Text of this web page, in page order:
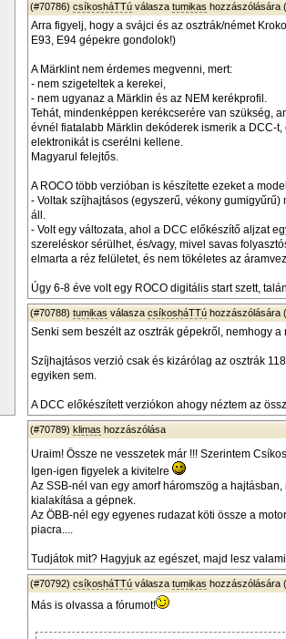
(#70786) csíkosháTTú válasza tumikas hozzászólására (
Arra figyelj, hogy a svájci és az osztrák/német
E93, E94 gépekre gondolok!)
A Märklint nem érdemes megvenni, mert:
- nem szigeteltek a kerekei,
- nem ugyanaz a Märklin és az NEM kerékprofil.
Tehát, mindenképpen kerékcserére van szükség,
évnél fiatalabb Märklin dekóderek ismerik a DCC-
elektronikát is cserélni kellene.
Magyarul felejtős.
A ROCO több verzióban is készítette ezeket a
- Voltak szíjhajtásos (egyszerű, vékony
áll.
- Volt egy változata, ahol a DCC előkészítő aljzat
szereléskor sérülhet, és/vagy, mivel savas
elmarta a réz felületet, és nem tökéletes az
Úgy 6-8 éve volt egy ROCO digitális start szett,
(#70788) tumikas válasza csíkosháTTú hozzászólására (
Senki sem beszélt az osztrák gépekről, nemhogy
Szíjhajtásos verzió csak és kizárólag az osztrák
egyiken sem.
A DCC előkészített verziókon ahogy néztem az
(#70789) klimas hozzászólása
Uraim! Össze ne vesszetek már !!! Szerintem
Igen-igen figyelek a kivitelre
Az SSB-nél van egy amorf háromszög a
kialakítása a gépnek.
Az ÖBB-nél egy egyenes rudazat köti össze a
piacra....
Tudjátok mit? Hagyjuk az egészet, majd lesz
(#70792) csíkosháTTú válasza tumikas hozzászólására (
Más is olvassa a fórumot!